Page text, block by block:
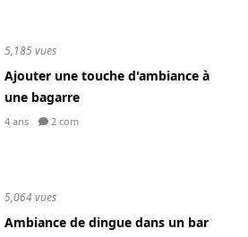
5,185 vues
Ajouter une touche d'ambiance à
une bagarre
4 ans 2 com
5,064 vues
Ambiance de dingue dans un bar